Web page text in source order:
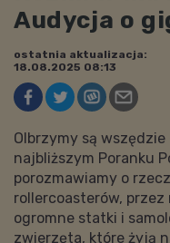
Audycja o
ostatnia aktualizacja:
18.08.2025 08:13
Olbrzymy są
najbliższym Poranku
porozmawiamy o
rollercoasterów,
ogromne statki i
zwierzęta, które żyją